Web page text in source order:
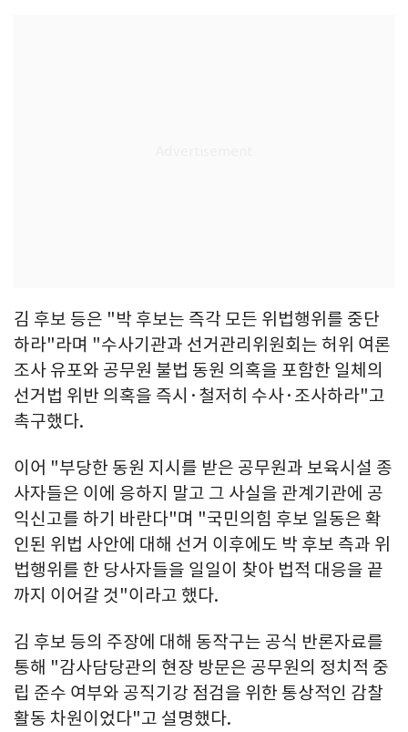
김 후보 등은 "박 후보는 즉각 모든 위법행위를 중단
하라"라며 "수사기관과 선거관리위원회는 허위 여론
조사 유포와 공무원 불법 동원 의혹을 포함한 일체의
선거법 위반 의혹을 즉시·철저히 수사·조사하라"고
촉구했다.
이어 "부당한 동원 지시를 받은 공무원과 보육시설 종
사자들은 이에 응하지 말고 그 사실을 관계기관에 공
익신고를 하기 바란다"며 "국민의힘 후보 일동은 확
인된 위법 사안에 대해 선거 이후에도 박 후보 측과 위
법행위를 한 당사자들을 일일이 찾아 법적 대응을 끝
까지 이어갈 것"이라고 했다.
김 후보 등의 주장에 대해 동작구는 공식 반론자료를
통해 "감사담당관의 현장 방문은 공무원의 정치적 중
립 준수 여부와 공직기강 점검을 위한 통상적인 감찰
활동 차원이었다"고 설명했다.